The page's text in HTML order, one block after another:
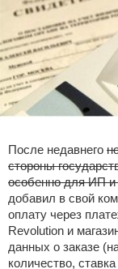
Разное
Обзоры
Интересные
Разное про
VolkMaster
Новости
Хостинг
Разное про
Новости
Екатеринбург
Развлечения
Покупки за
Покупки
ПО для
Лайфхак
API MODX
XPDO MODX
Отказ от
После недавнего
стороны
особенно для ИП и
добавил в свой
оплату через
Revolution и
данных о заказе
количество,